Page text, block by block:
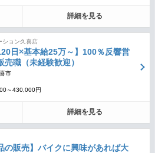
詳細を見る
ション久喜店
日×基本給25万～】100％反響営
売職（未経験歓迎）
市
～430,000円
詳細を見る
の販売】バイクに興味があれば大